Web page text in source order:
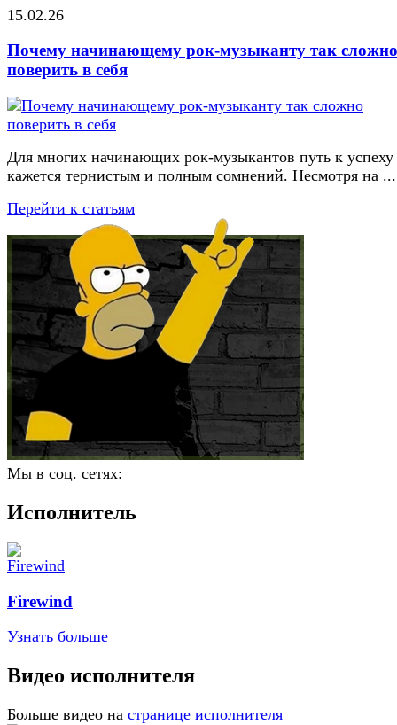
15.02.26
Почему начинающему рок-музыканту так сложно
поверить в себя
Для многих начинающих рок-музыкантов путь к успеху
кажется тернистым и полным сомнений. Несмотря на ...
Перейти к статьям
Мы в соц. сетях:
Исполнитель
Firewind
Узнать больше
Видео исполнителя
Больше видео на странице исполнителя